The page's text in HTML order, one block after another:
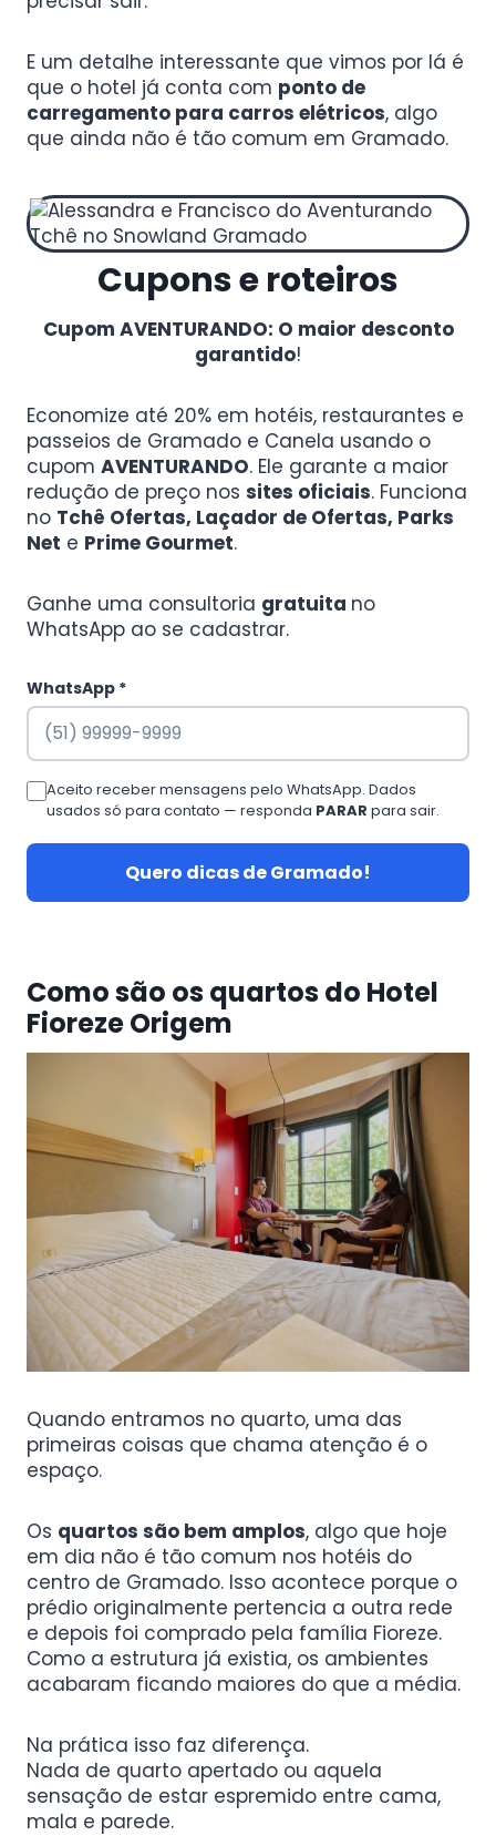
E um detalhe interessante que vimos por lá é
que o hotel já conta com ponto de
carregamento para carros elétricos, algo
que ainda não é tão comum em Gramado.
Cupons e roteiros
Cupom AVENTURANDO: O maior desconto
garantido!
Economize até 20% em hotéis, restaurantes e
passeios de Gramado e Canela usando o
cupom AVENTURANDO. Ele garante a maior
redução de preço nos sites oficiais. Funciona
no Tchê Ofertas, Laçador de Ofertas, Parks
Net e Prime Gourmet.
Ganhe uma consultoria gratuita no
WhatsApp ao se cadastrar.
WhatsApp *
Aceito receber mensagens pelo WhatsApp. Dados
usados só para contato — responda PARAR para sair.
Quero dicas de Gramado!
Como são os quartos do Hotel
Fioreze Origem
Quando entramos no quarto, uma das
primeiras coisas que chama atenção é o
espaço.
Os quartos são bem amplos, algo que hoje
em dia não é tão comum nos hotéis do
centro de Gramado. Isso acontece porque o
prédio originalmente pertencia a outra rede
e depois foi comprado pela família Fioreze.
Como a estrutura já existia, os ambientes
acabaram ficando maiores do que a média.
Na prática isso faz diferença.
Nada de quarto apertado ou aquela
sensação de estar espremido entre cama,
mala e parede.